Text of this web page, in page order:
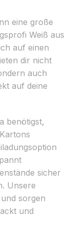
eine große
Weiß aus
auf einen
dir nicht
auch
auf deine
benötigst,
sicher
Unsere
sorgen
und